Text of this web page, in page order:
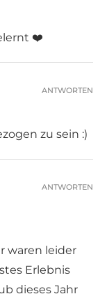
❤️
zu sein :)
ANTWORTEN
waren leider
Erlebnis
dieses Jahr
ANTWORTEN